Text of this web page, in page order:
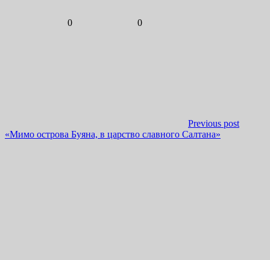
0 0
Previous post
«Мимо острова Буяна, в царство славного Салтана»